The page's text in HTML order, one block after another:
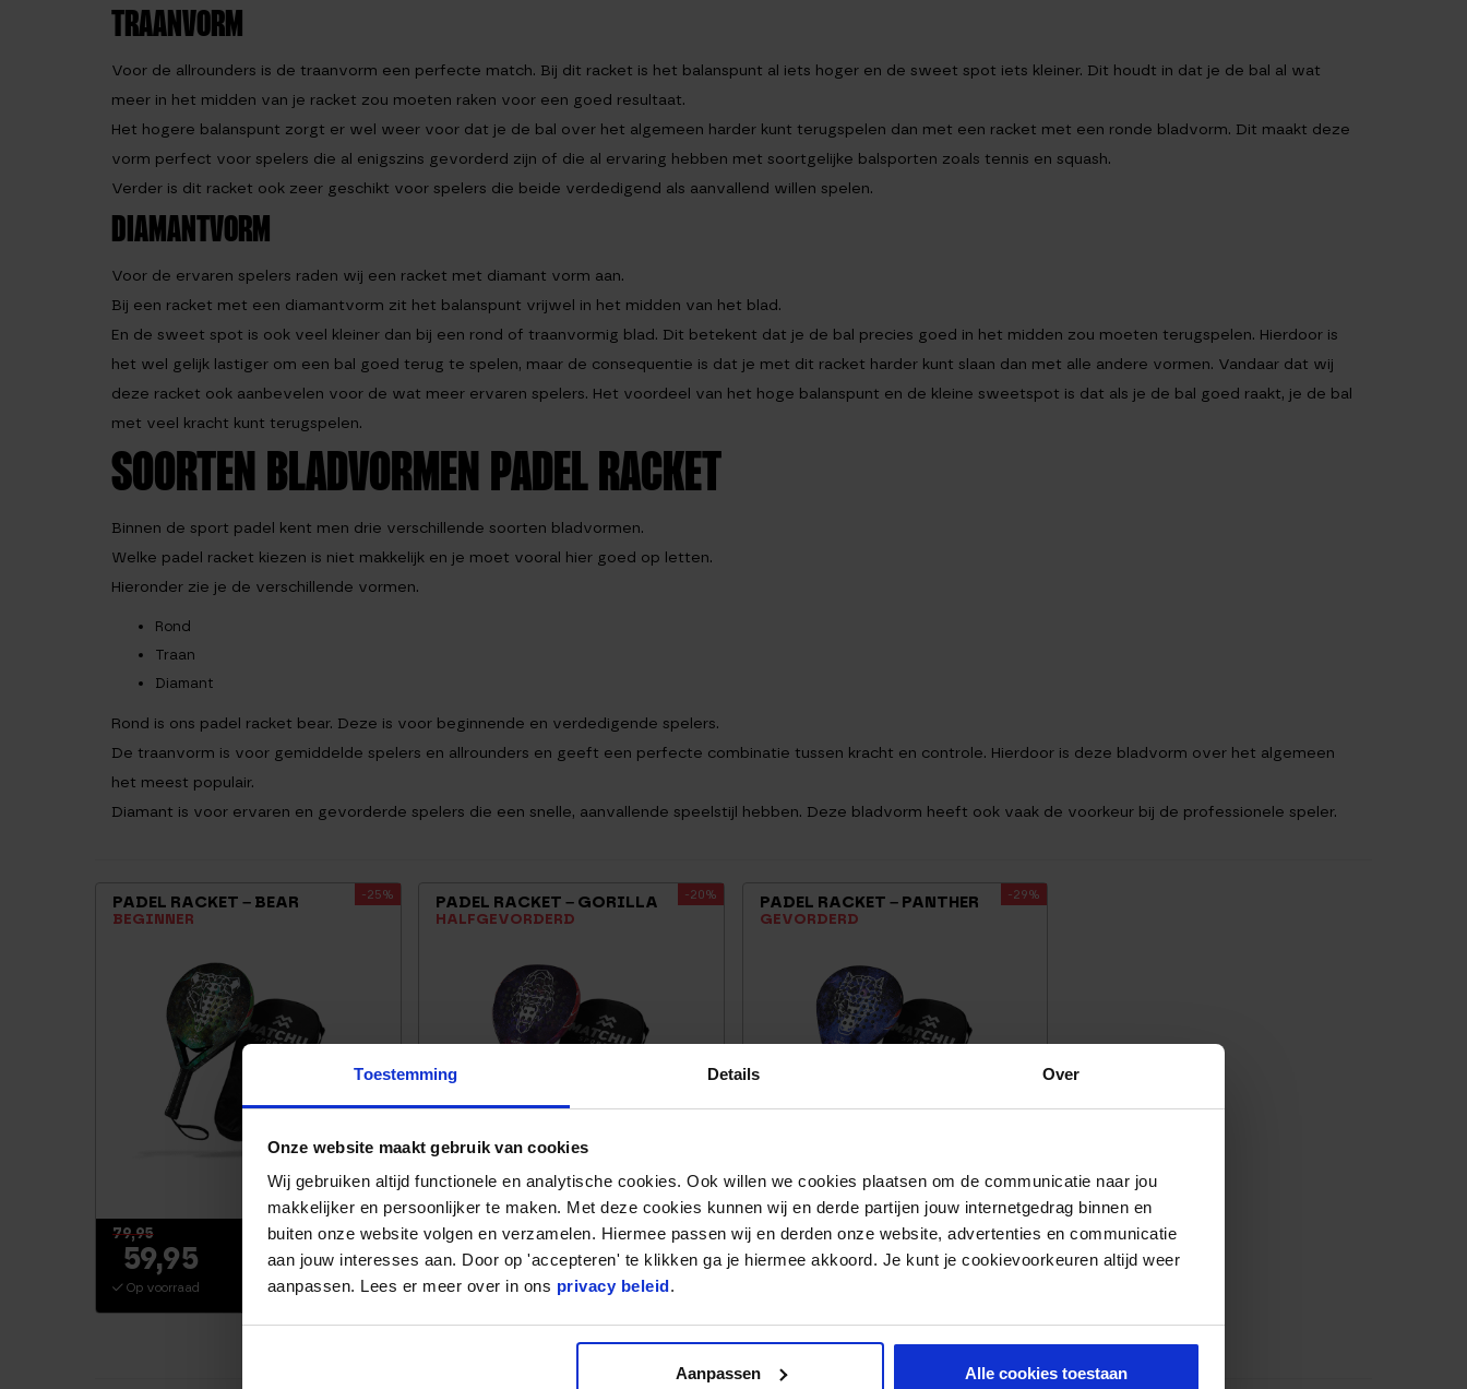
Toestemming Details Over
Onze website maakt gebruik van cookies
Wij gebruiken altijd functionele en analytische cookies. Ook willen we cookies plaatsen om de communicatie naar jou
makkelijker en persoonlijker te maken. Met deze cookies kunnen wij en derde partijen jouw internetgedrag binnen en
buiten onze website volgen en verzamelen. Hiermee passen wij en derden onze website, advertenties en communicatie
aan jouw interesses aan. Door op 'accepteren' te klikken ga je hiermee akkoord. Je kunt je cookievoorkeuren altijd weer
aanpassen. Lees er meer over in ons privacy beleid.
Aanpassen Alle cookies toestaan
TRAANVORM
Voor de allrounders is de traanvorm een perfecte match. Bij dit racket is het balanspunt al iets hoger en de sweet spot iets kleiner. Dit houdt in dat je de bal al wat
meer in het midden van je racket zou moeten raken voor een goed resultaat.
Het hogere balanspunt zorgt er wel weer voor dat je de bal over het algemeen harder kunt terugspelen dan met een racket met een ronde bladvorm. Dit maakt deze
vorm perfect voor spelers die al enigszins gevorderd zijn of die al ervaring hebben met soortgelijke balsporten zoals tennis en squash.
Verder is dit racket ook zeer geschikt voor spelers die beide verdedigend als aanvallend willen spelen.
DIAMANTVORM
Voor de ervaren spelers raden wij een racket met diamant vorm aan.
Bij een racket met een diamantvorm zit het balanspunt vrijwel in het midden van het blad.
En de sweet spot is ook veel kleiner dan bij een rond of traanvormig blad. Dit betekent dat je de bal precies goed in het midden zou moeten terugspelen. Hierdoor is
het wel gelijk lastiger om een bal goed terug te spelen, maar de consequentie is dat je met dit racket harder kunt slaan dan met alle andere vormen. Vandaar dat wij
deze racket ook aanbevelen voor de wat meer ervaren spelers. Het voordeel van het hoge balanspunt en de kleine sweetspot is dat als je de bal goed raakt, je de bal
met veel kracht kunt terugspelen.
SOORTEN BLADVORMEN PADEL RACKET
Binnen de sport padel kent men drie verschillende soorten bladvormen.
Welke padel racket kiezen is niet makkelijk en je moet vooral hier goed op letten.
Hieronder zie je de verschillende vormen.
Rond
Traan
Diamant
Rond is ons padel racket bear. Deze is voor beginnende en verdedigende spelers.
De traanvorm is voor gemiddelde spelers en allrounders en geeft een perfecte combinatie tussen kracht en controle. Hierdoor is deze bladvorm over het algemeen
het meest populair.
Diamant is voor ervaren en gevorderde spelers die een snelle, aanvallende speelstijl hebben. Deze bladvorm heeft ook vaak de voorkeur bij de professionele speler.
PADEL RACKET – BEAR
BEGINNER
-25%
g
79,95
59,95
Op voorraad
PADEL RACKET – GORILLA
HALFGEVORDERD
-20%
ng
4.82
(19 reviews)
99,95
79,95
Op voorraad
PADEL RACKET – PANTHER
GEVORDERD
-29%
149,95
106,95